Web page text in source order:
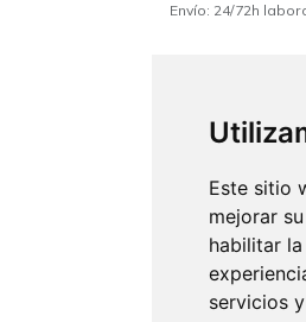
Este sitio
mejorar
habilitar
servicios
Envío: 24/72h